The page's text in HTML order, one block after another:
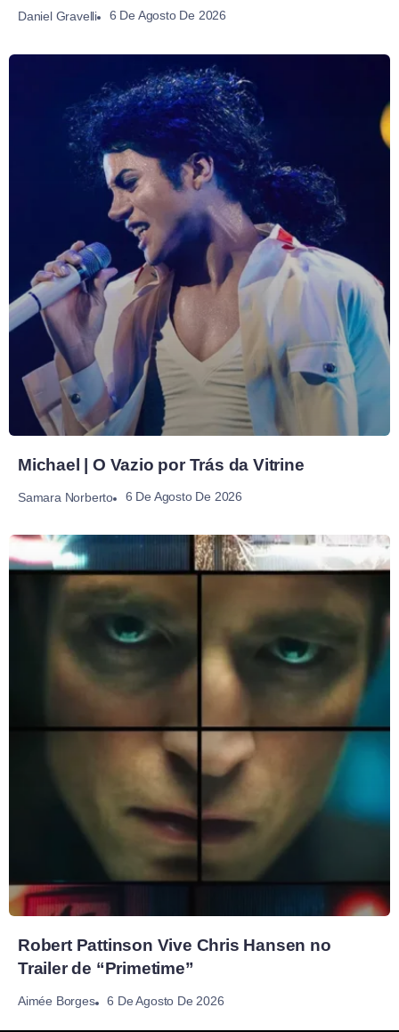
Daniel Gravelli 6 De Agosto De 2026
Michael | O Vazio por Trás da Vitrine
Samara Norberto 6 De Agosto De 2026
Robert Pattinson Vive Chris Hansen no
Trailer de “Primetime”
Aimée Borges 6 De Agosto De 2026